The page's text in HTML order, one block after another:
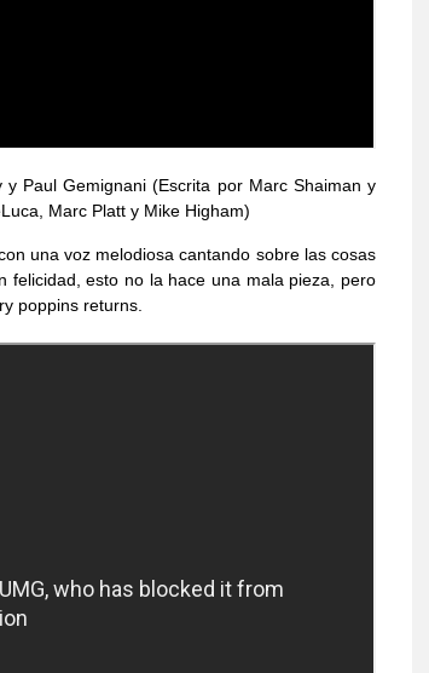
Paul Gemignani (Escrita por Marc Shaiman y
Marc Platt y Mike Higham)
una voz melodiosa cantando sobre las cosas
esto no la hace una mala pieza, pero
poppins returns.